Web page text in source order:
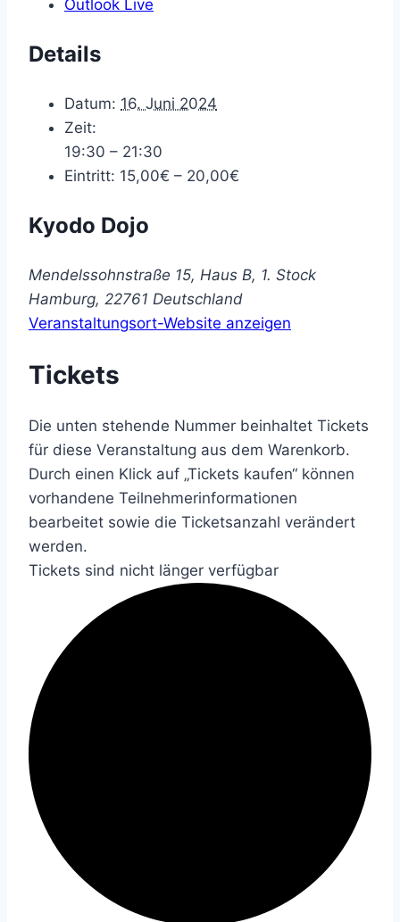
Outlook Live
Details
Datum: 16. Juni 2024
Zeit:
19:30 – 21:30
Eintritt: 15,00€ – 20,00€
Kyodo Dojo
Mendelssohnstraße 15, Haus B, 1. Stock
Hamburg, 22761 Deutschland
Veranstaltungsort-Website anzeigen
Tickets
Die unten stehende Nummer beinhaltet Tickets
für diese Veranstaltung aus dem Warenkorb.
Durch einen Klick auf „Tickets kaufen“ können
vorhandene Teilnehmerinformationen
bearbeitet sowie die Ticketsanzahl verändert
werden.
Tickets sind nicht länger verfügbar